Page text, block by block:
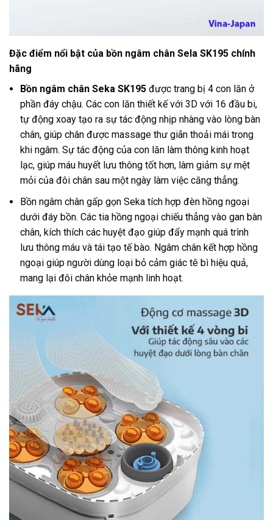
Đặc điểm nổi bật của bồn ngâm chân Sela SK195 chính
hãng
Bồn ngâm chân Seka SK195 được trang bị 4 con lăn ở
phần đáy chậu. Các con lăn thiết kế với 3D với 16 đầu bi,
tự động xoay tạo ra sự tác động nhịp nhàng vào lòng bàn
chân, giúp chân được massage thư giãn thoải mái trong
khi ngâm. Sự tác động của con lăn làm thông kinh hoạt
lạc, giúp máu huyết lưu thông tốt hơn, làm giảm sự mệt
mỏi của đôi chân sau một ngày làm việc căng thẳng.
Bồn ngâm chân gấp gọn Seka tích hợp đèn hồng ngoại
dưới đáy bồn. Các tia hồng ngoại chiếu thẳng vào gan bàn
chân, kích thích các huyệt đạo giúp đẩy mạnh quá trình
lưu thông máu và tái tạo tế bào. Ngâm chân kết hợp hồng
ngoại giúp người dùng loại bỏ cảm giác tê bì hiệu quả,
mang lại đôi chân khỏe mạnh linh hoạt.